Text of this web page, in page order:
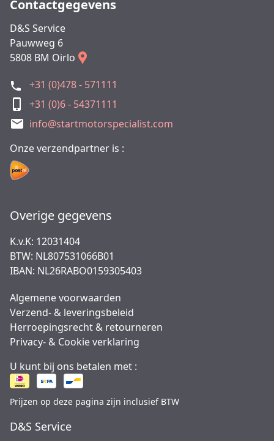
Contactgegevens
D&S Service
Pauwweg 6
5808 BM Oirlo
+31 (0)478 - 571111
+31 (0)6 - 54371111
info@startmotorspecialist.com
Onze verzendpartner is :
Overige gegevens
K.v.K: 12031404
BTW: NL807531066B01
IBAN: NL26RABO0159305403
Algemene voorwaarden
Verzend- & leveringsbeleid
Herroepingsrecht & retourneren
Privacy- & Cookie verklaring
U kunt bij ons betalen met :
Prijzen op deze pagina zijn inclusief BTW
D&S Service